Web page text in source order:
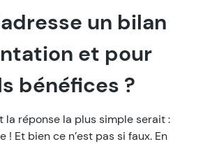
un bilan
et pour
bénéfices ?
la réponse la plus simple serait :
! Et bien ce n’est pas si faux. En